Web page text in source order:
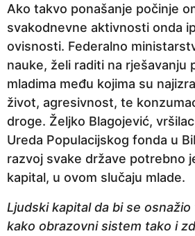
Ako takvo ponašanje počinje
svakodnevne aktivnosti onda
ovisnosti. Federalno
nauke, želi raditi na rješavanju
mladima među kojima su
život, agresivnost, te
droge. Željko Blagojević,
Ureda Populacijskog fonda u
razvoj svake države potrebno
kapital, u ovom slučaju mlade.
Ljudski kapital da bi se
kako obrazovni sistem tako i